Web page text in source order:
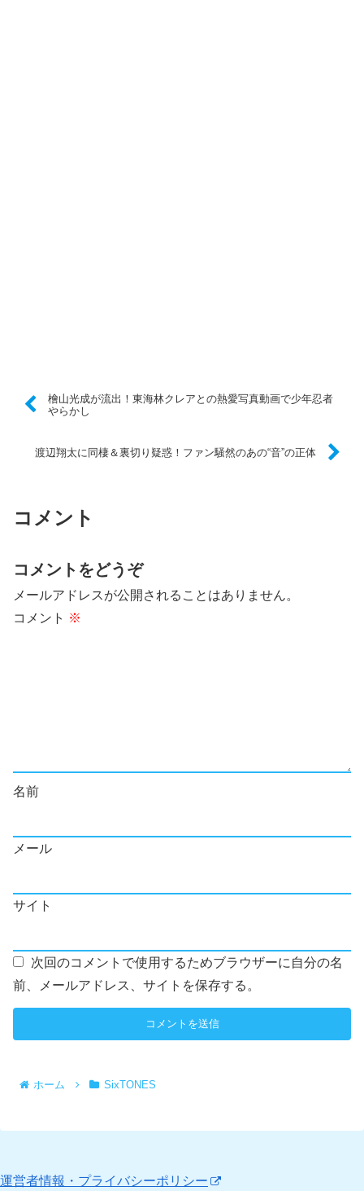
檜山光成が流出！東海林クレアとの熱愛写真動画で少年忍者
やらかし
渡辺翔太に同棲＆裏切り疑惑！ファン騒然のあの“音”の正体
コメント
コメントをどうぞ
メールアドレスが公開されることはありません。
コメント ※
名前
メール
サイト
次回のコメントで使用するためブラウザーに自分の名
前、メールアドレス、サイトを保存する。
ホーム SixTONES
運営者情報・プライバシーポリシー